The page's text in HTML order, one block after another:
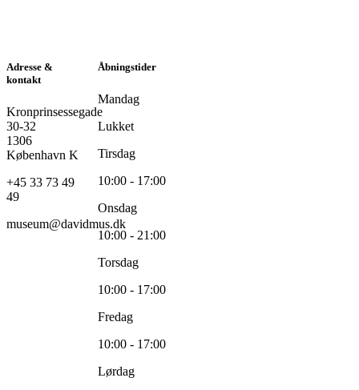
Adresse &
kontakt
Kronprinsessegade
30-32
1306
København K
+45 33 73 49
49
museum@davidmus.dk
Åbningstider
Mandag
Lukket
Tirsdag
10:00 - 17:00
Onsdag
10:00 - 21:00
Torsdag
10:00 - 17:00
Fredag
10:00 - 17:00
Lørdag